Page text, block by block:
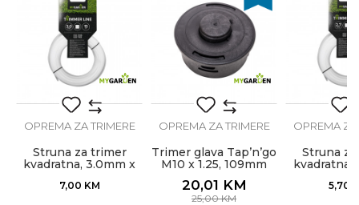
POŠALJI
OPREMA ZA TRIMERE
Struna za trimer
kvadratna, 3.0mm x
7,00 KM
OPREMA ZA TRIMERE
Trimer glava Tap’n’go
M10 x 1.25, 109mm
20,01 KM
25,00KM
OPREMA ZA
Struna
kvadratna,
5,70